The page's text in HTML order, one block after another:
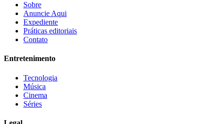
Sobre
Anuncie Aqui
Expediente
Práticas editoriais
Contato
Entretenimento
Tecnologia
Música
Cinema
Séries